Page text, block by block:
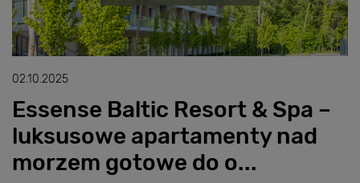
02.10.2025
Essense Baltic Resort & Spa –
luksusowe apartamenty nad
morzem gotowe do o...